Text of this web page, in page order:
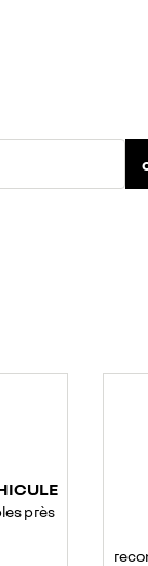
près